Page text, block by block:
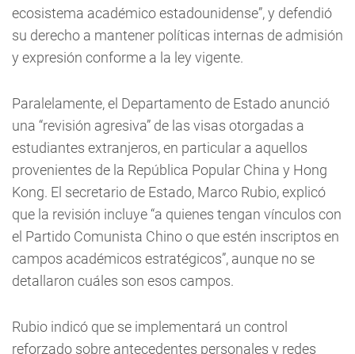
ecosistema académico estadounidense”, y defendió
su derecho a mantener políticas internas de admisión
y expresión conforme a la ley vigente.
Paralelamente, el Departamento de Estado anunció
una “revisión agresiva” de las visas otorgadas a
estudiantes extranjeros, en particular a aquellos
provenientes de la República Popular China y Hong
Kong. El secretario de Estado, Marco Rubio, explicó
que la revisión incluye “a quienes tengan vínculos con
el Partido Comunista Chino o que estén inscriptos en
campos académicos estratégicos”, aunque no se
detallaron cuáles son esos campos.
Rubio indicó que se implementará un control
reforzado sobre antecedentes personales y redes